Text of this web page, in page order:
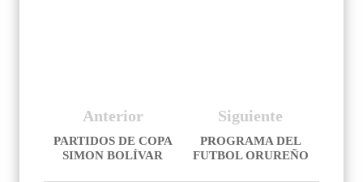
Siguiente
PROGRAMA DEL
FUTBOL ORUREÑO
Anterior
PARTIDOS DE COPA
SIMON BOLÍVAR